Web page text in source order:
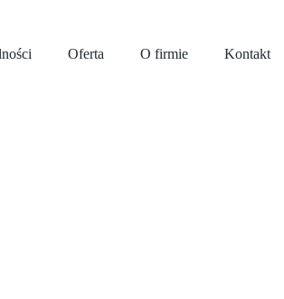
Oferta O firmie Kontakt